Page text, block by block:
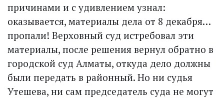
причинами и с удивлением узнал:
оказывается, материалы дела от 8 декабря…
пропали! Верховный суд истребовал эти
материалы, после решения вернул обратно в
городской суд Алматы, откуда дело должны
были передать в районный. Но ни судья
Утешева, ни сам председатель суда не могут